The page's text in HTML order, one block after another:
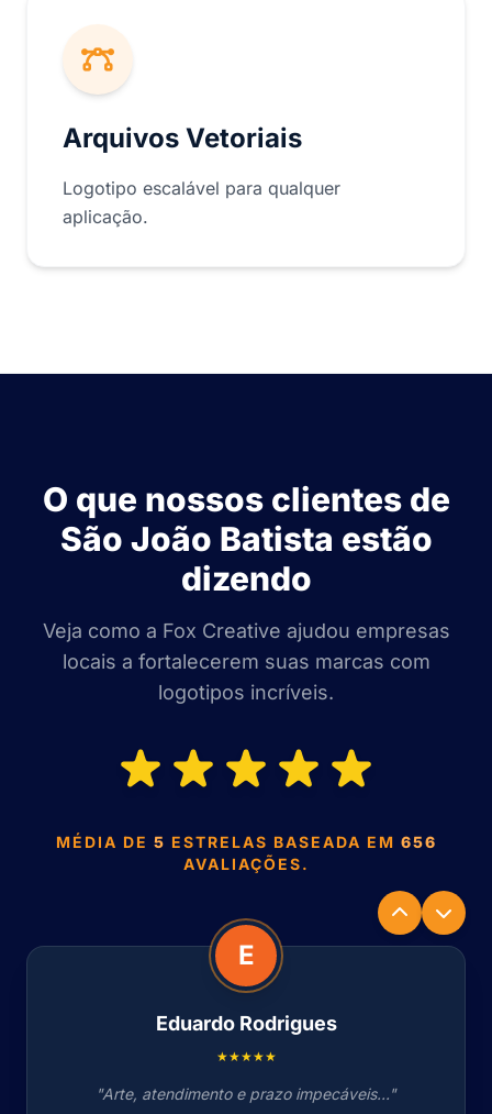
Arquivos Vetoriais
Logotipo escalável para qualquer
aplicação.
O que nossos clientes de
São João Batista estão
dizendo
Veja como a Fox Creative ajudou empresas
locais a fortalecerem suas marcas com
logotipos incríveis.
MÉDIA DE 5 ESTRELAS BASEADA EM 656
AVALIAÇÕES.
E
Eduardo Rodrigues
★★★★★
"Arte, atendimento e prazo impecáveis..."